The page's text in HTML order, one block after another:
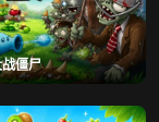
僵尸